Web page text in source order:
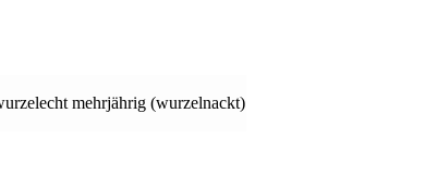
mehrjährig (wurzelnackt)